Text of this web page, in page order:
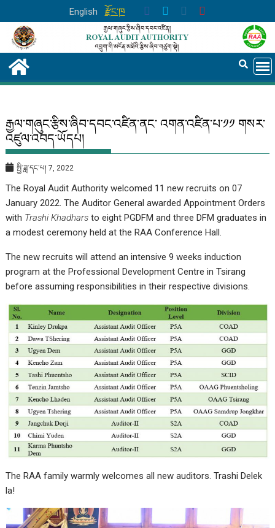
to
content
English རྫོང་ཁ
རྒྱལ་གཞུང་རྩིས་ཞིབ་དབང་འཛིན་ནང་ འགན་འཛིན་པ་༡༡ གསར་
འཛུལ་འབད་ཡོདཔ།
སྤྱི་ཟླ་དང་པ། 7, 2022
The Royal Audit Authority welcomed 11 new recruits on 07
January 2022. The Auditor General awarded Appointment Orders
with Trashi Khadhars to eight PGDFM and three DFM graduates in
a modest ceremony held at the RAA Conference Hall.
The new recruits will attend an intensive 9 weeks induction
program at the Professional Development Centre in Tsirang
before assuming responsibilities in their respective divisions.
The RAA family warmly welcomes all new auditors. Trashi Delek
la!